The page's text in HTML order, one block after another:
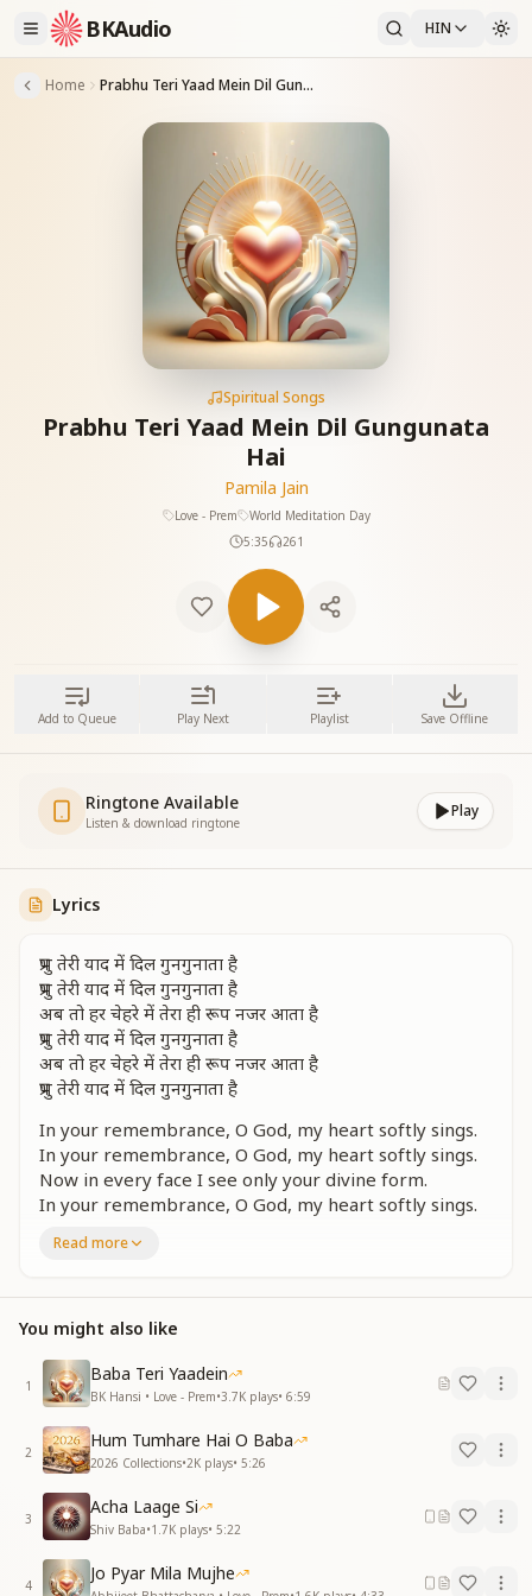
BKAudio HIN
Home Prabhu Teri Yaad Mein Dil Gungunata Hai
Spiritual Songs
Prabhu Teri Yaad Mein Dil Gungunata
Hai
Pamila Jain
Love - Prem
World Meditation Day
5:35
261
Add to Queue Play Next Playlist Save Offline
Ringtone Available
Listen & download ringtone
Play
Lyrics
प्रभु तेरी याद में दिल गुनगुनाता है
प्रभु तेरी याद में दिल गुनगुनाता है
अब तो हर चेहरे में तेरा ही रूप नजर आता है
प्रभु तेरी याद में दिल गुनगुनाता है
अब तो हर चेहरे में तेरा ही रूप नजर आता है
प्रभु तेरी याद में दिल गुनगुनाता है
In your remembrance, O God, my heart softly sings.
In your remembrance, O God, my heart softly sings.
Now in every face I see only your divine form.
In your remembrance, O God, my heart softly sings.
In your remembrance, O God, my heart softly sings.
नैनों की ललक प्रभु तुम
सांसों की महक प्रभु तुम
नैनों की ललक प्रभु तुम
सांसों की महक प्रभु तुम
बन के बहार आए हो तुम
मेरी जिंदगी हो प्रभु तुम
पास हो मेरे हरदम दिल सदा ये चाहता है
प्रभु तेरी याद में दिल गुनगुनाता है
You are the longing of my eyes, O God,
You are the fragrance of my breath.
You are the longing of my eyes, O God,
You are the fragrance of my breath.
Read more
You might also like
1
Baba Teri Yaadein
BK Hansi • Love - Prem•3.7K plays• 6:59
2
Hum Tumhare Hai O Baba
2026 Collections•2K plays• 5:26
3
Acha Laage Si
Shiv Baba•1.7K plays• 5:22
4
Jo Pyar Mila Mujhe